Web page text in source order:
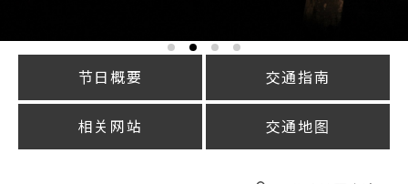
节日概要 交通指南
相关网站 交通地图